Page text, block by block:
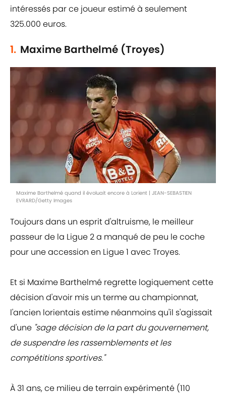
intéressés par ce joueur estimé à seulement
325.000 euros.
1. Maxime Barthelmé (Troyes)
Maxime Barthelmé quand il évoluait encore à Lorient | JEAN-SEBASTIEN
EVRARD/Getty Images
Toujours dans un esprit d'altruisme, le meilleur
passeur de la Ligue 2 a manqué de peu le coche
pour une accession en Ligue 1 avec Troyes.
Et si Maxime Barthelmé regrette logiquement cette
décision d'avoir mis un terme au championnat,
l'ancien lorientais estime néanmoins qu'il s'agissait
d'une "sage décision de la part du gouvernement,
de suspendre les rassemblements et les
compétitions sportives."
À 31 ans, ce milieu de terrain expérimenté (110